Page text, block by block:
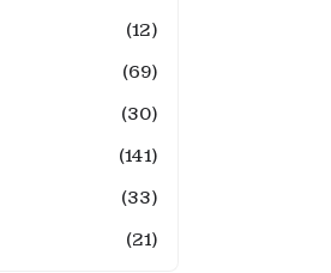
(12)
(69)
(30)
(141)
(33)
(21)